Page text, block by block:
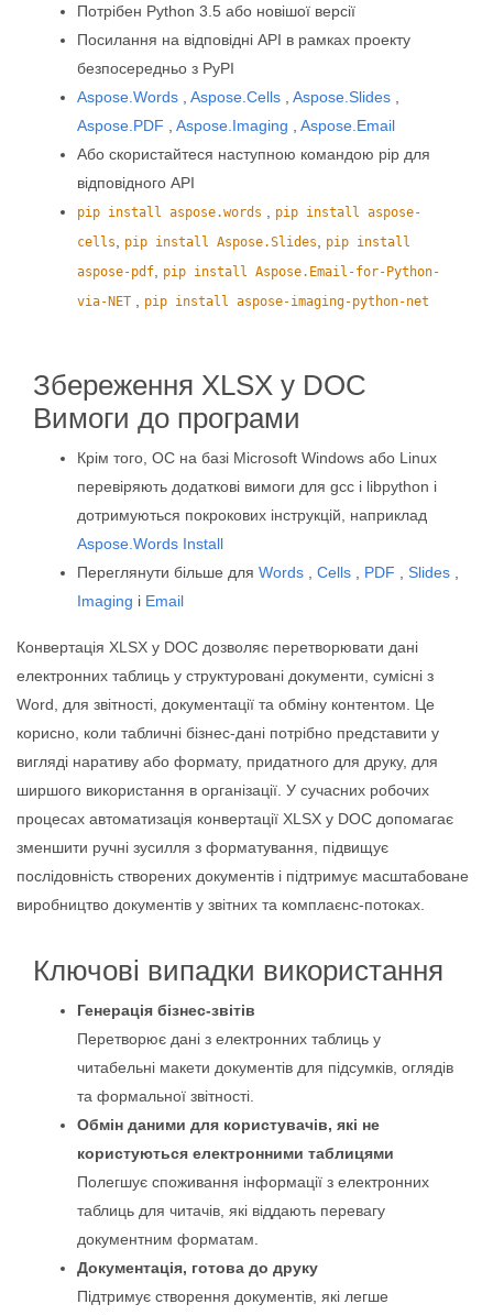
Потрібен Python 3.5 або новішої версії
Посилання на відповідні API в рамках проекту
безпосередньо з PyPI
Aspose.Words
Aspose.Cells Aspose.Slides
Aspose.PDF
Aspose.Imaging
Aspose.Email
Або скористайтеся наступною командою pip для
відповідного API
pip install aspose.words
pip install aspose-
cells
pip install Aspose.Slides
pip install
aspose-pdf
pip install Aspose.Email-for-Python-
via-NET
pip install aspose-imaging-python-net
Збереження XLSX у DOC
Вимоги до програми
Крім того, ОС на базі Microsoft Windows або Linux
перевіряють додаткові вимоги для gcc і libpython і
дотримуються покрокових інструкцій, наприклад
Aspose.Words Install
Переглянути більше для Words Cells PDF Slides
Imaging і Email
Конвертація XLSX у DOC дозволяє перетворювати дані
електронних таблиць у структуровані документи, сумісні з
Word, для звітності, документації та обміну контентом. Це
корисно, коли табличні бізнес-дані потрібно представити у
вигляді наративу або формату, придатного для друку, для
ширшого використання в організації. У сучасних робочих
процесах автоматизація конвертації XLSX у DOC допомагає
зменшити ручні зусилля з форматування, підвищує
послідовність створених документів і підтримує масштабоване
виробництво документів у звітних та комплаєнс‑потоках.
Ключові випадки використання
Генерація бізнес-звітів
Перетворює дані з електронних таблиць у
читабельні макети документів для підсумків, оглядів
та формальної звітності.
Обмін даними для користувачів, які не
користуються електронними таблицями
Полегшує споживання інформації з електронних
таблиць для читачів, які віддають перевагу
документним форматам.
Документація, готова до друку
Підтримує створення документів, які легше